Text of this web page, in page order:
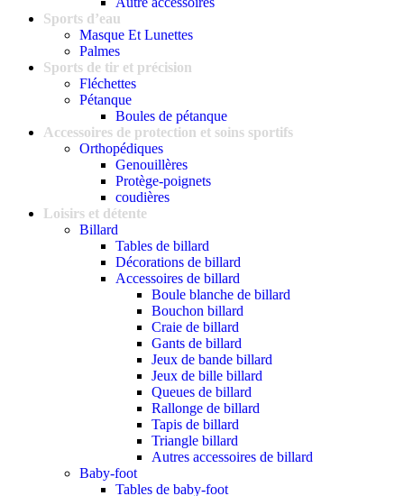
Sports d’eau
Masque Et Lunettes
Palmes
Sports de tir et précision
Fléchettes
Pétanque
Boules de pétanque
Accessoires de protection et soins sportifs
Orthopédiques
Genouillères
Protège-poignets
coudières
Loisirs et détente
Billard
Tables de billard
Décorations de billard
Accessoires de billard
Boule blanche de billard
Bouchon billard
Craie de billard
Gants de billard
Jeux de bande billard
Jeux de bille billard
Queues de billard
Rallonge de billard
Tapis de billard
Triangle billard
Autres accessoires de billard
Baby-foot
Tables de baby-foot